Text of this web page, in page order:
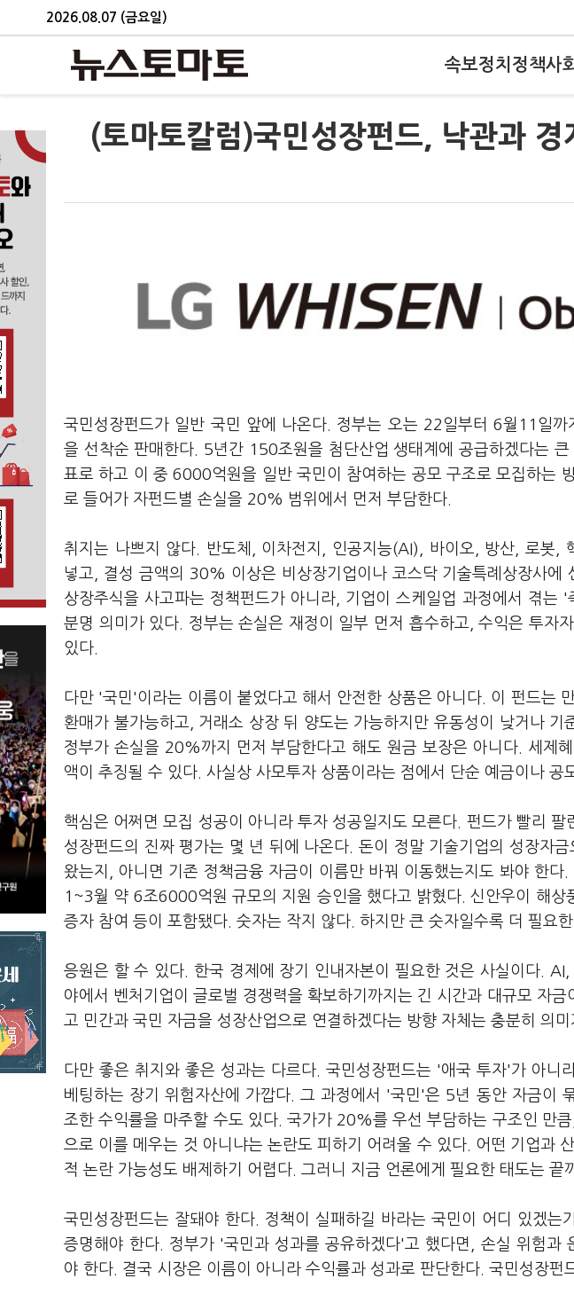
2026.08.07 (금요일)
속보정치 정책사회
(토마토칼럼)국민성장펀드, 낙관과 경
국민성장펀드가 일반 국민 앞에 나온다. 정부는 오는 22일부터 6월11일
을 선착순 판매한다. 5년간 150조원을 첨단산업 생태계에 공급하겠다는
표로 하고 이 중 6000억원을 일반 국민이 참여하는 공모 구조로 모집하는
로 들어가 자펀드별 손실을 20% 범위에서 먼저 부담한다.
취지는 나쁘지 않다. 반도체, 이차전지, 인공지능(AI), 바이오, 방산, 로봇,
넣고, 결성 금액의 30% 이상은 비상장기업이나 코스닥 기술특례상장사에
상장주식을 사고파는 정책펀드가 아니라, 기업이 스케일업 과정에서 겪는
분명 의미가 있다. 정부는 손실은 재정이 일부 먼저 흡수하고, 수익은 투자
있다.
다만 '국민'이라는 이름이 붙었다고 해서 안전한 상품은 아니다. 이 펀드는
환매가 불가능하고, 거래소 상장 뒤 양도는 가능하지만 유동성이 낮거나 기
정부가 손실을 20%까지 먼저 부담한다고 해도 원금 보장은 아니다. 세제
액이 추징될 수 있다. 사실상 사모투자 상품이라는 점에서 단순 예금이나 공
핵심은 어쩌면 모집 성공이 아니라 투자 성공일지도 모른다. 펀드가 빨리
성장펀드의 진짜 평가는 몇 년 뒤에 나온다. 돈이 정말 기술기업의 성장자
왔는지, 아니면 기존 정책금융 자금이 이름만 바꿔 이동했는지도 봐야 한다
1~3월 약 6조6000억원 규모의 지원 승인을 했다고 밝혔다. 신안우이 해상
증자 참여 등이 포함됐다. 숫자는 작지 않다. 하지만 큰 숫자일수록 더 필요
응원은 할 수 있다. 한국 경제에 장기 인내자본이 필요한 것은 사실이다.
야에서 벤처기업이 글로벌 경쟁력을 확보하기까지는 긴 시간과 대규모 자
고 민간과 국민 자금을 성장산업으로 연결하겠다는 방향 자체는 충분히 의미
다만 좋은 취지와 좋은 성과는 다르다. 국민성장펀드는 '애국 투자'가 아니
베팅하는 장기 위험자산에 가깝다. 그 과정에서 '국민'은 5년 동안 자금이
조한 수익률을 마주할 수도 있다. 국가가 20%를 우선 부담하는 구조인 만
으로 이를 메우는 것 아니냐는 논란도 피하기 어려울 수 있다. 어떤 기업과
적 논란 가능성도 배제하기 어렵다. 그러니 지금 언론에게 필요한 태도는 끝
국민성장펀드는 잘돼야 한다. 정책이 실패하길 바라는 국민이 어디 있겠는
증명해야 한다. 정부가 '국민과 성과를 공유하겠다'고 했다면, 손실 위험과
야 한다. 결국 시장은 이름이 아니라 수익률과 성과로 판단한다. 국민성장펀